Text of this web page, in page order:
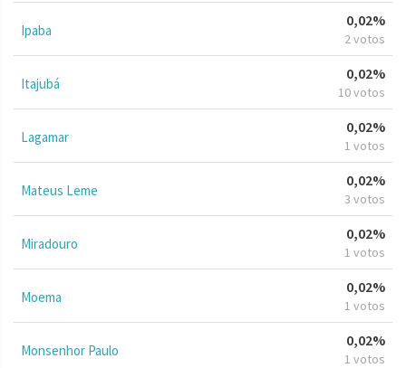
Ipaba
0,02%
2 votos
Itajubá
0,02%
10 votos
Lagamar
0,02%
1 votos
Mateus Leme
0,02%
3 votos
Miradouro
0,02%
1 votos
Moema
0,02%
1 votos
Monsenhor Paulo
0,02%
1 votos